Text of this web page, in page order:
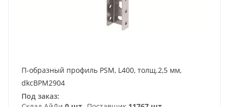
П-образный профиль PSM, L400, толщ.2,5 мм,
dkcBPM2904
Под заказ: